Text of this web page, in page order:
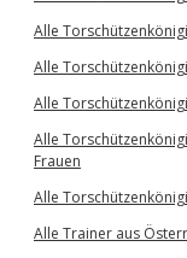
Alle
Alle
Alle
Alle
Frauen
Alle
Alle Trainer aus